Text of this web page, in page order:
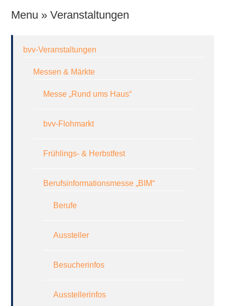
Menu » Veranstaltungen
bvv-Veranstaltungen
Messen & Märkte
Messe „Rund ums Haus“
bvv-Flohmarkt
Frühlings- & Herbstfest
Berufsinformationsmesse „BIM“
Berufe
Aussteller
Besucherinfos
Ausstellerinfos